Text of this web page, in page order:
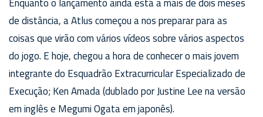
de distância, a Atlus começou a nos preparar para as
coisas que virão com vários vídeos sobre vários aspectos
do jogo. E hoje, chegou a hora de conhecer o mais jovem
integrante do Esquadrão Extracurricular Especializado de
Execução; Ken Amada (dublado por Justine Lee na versão
em inglês e Megumi Ogata em japonês).